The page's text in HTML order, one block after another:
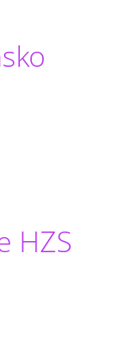
HZS